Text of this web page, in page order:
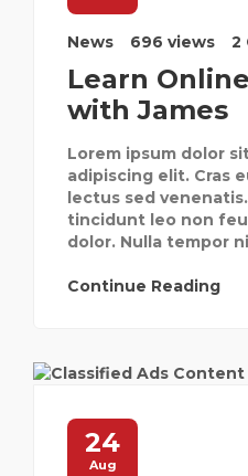
News 696 views 2
Learn
with James
Lorem ipsum dolor
adipiscing elit. Cras
lectus sed
tincidunt leo non
dolor. Nulla tempor
Continue Reading
24
Aug